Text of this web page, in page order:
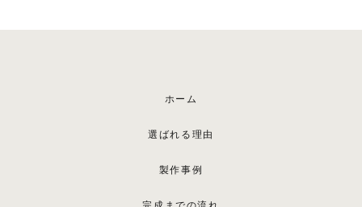
ホーム
選ばれる理由
製作事例